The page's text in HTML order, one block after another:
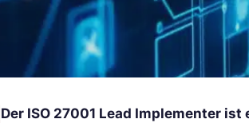
Der ISO 27001 Lead Implementer